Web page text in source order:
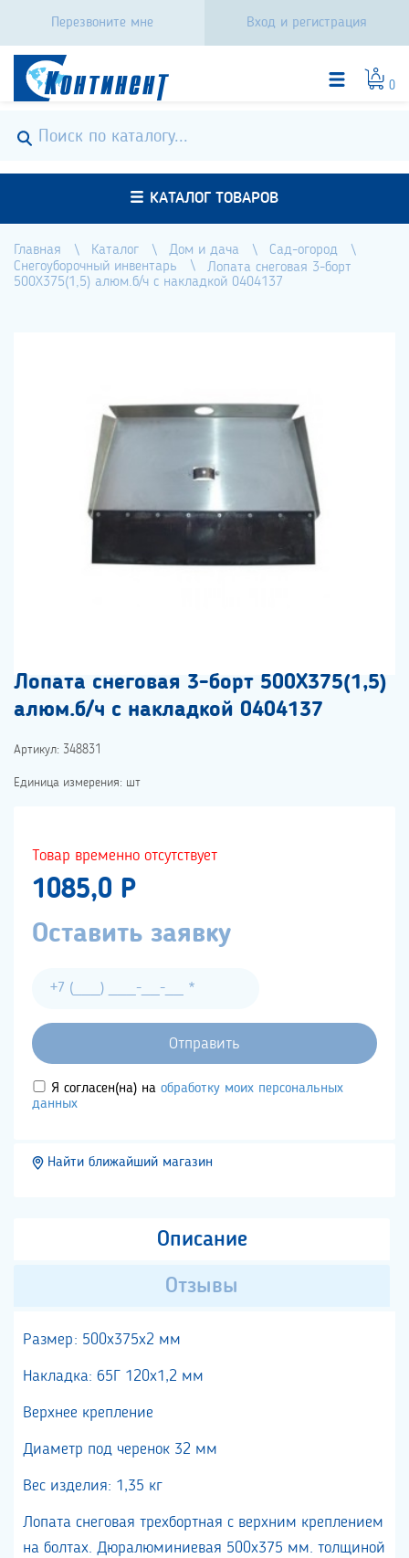
Перезвоните мне Вход и регистрация
0
КАТАЛОГ ТОВАРОВ
Главная Каталог Дом и дача
Сад-огород
Снегоуборочный инвентарь
Лопата снеговая 3-борт
500Х375(1,5) алюм.б/ч с накладкой 0404137
Лопата снеговая 3-борт 500Х375(1,5)
алюм.б/ч с накладкой 0404137
Артикул: 348831
Единица измерения: шт
Товар временно отсутствует
1085,0 P
Оставить заявку
Я согласен(на) на обработку моих персональных
данных
Найти ближайший магазин
Описание
Отзывы
Размер: 500х375х2 мм
Накладка: 65Г 120х1,2 мм
Верхнее крепление
Диаметр под черенок 32 мм
Вес изделия: 1,35 кг
Лопата снеговая трехбортная с верхним креплением
на болтах. Дюралюминиевая 500х375 мм. толщиной